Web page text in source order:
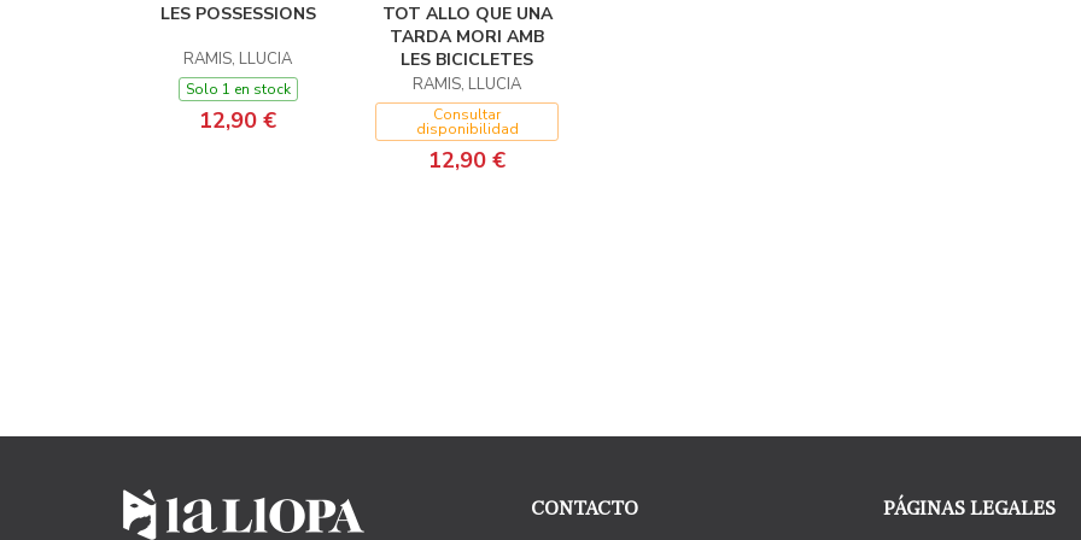
LES POSSESSIONS
RAMIS, LLUCIA
Solo 1 en stock
12,90 €
TOT ALLO QUE UNA
TARDA MORI AMB
LES BICICLETES
RAMIS, LLUCIA
Consultar
disponibilidad
12,90 €
CONTACTO PÁGINAS LEGALES